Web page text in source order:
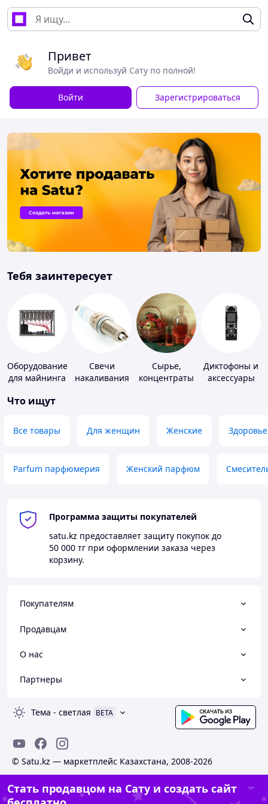
Привет
Войди и используй Сату по полной!
Войти Зарегистрироваться
Тебя заинтересует
Оборудование
для майнинга
Свечи
накаливания
Сырье,
концентраты
Диктофоны и
аксессуары
Что ищут
Все товары Для женщин Женские Здоровье
Parfum парфюмерия Женский парфюм
Программа защиты покупателей
satu.kz предоставляет защиту покупок до
50 000 тг при оформлении заказа через
корзину.
Покупателям
Продавцам
О нас
Партнеры
Тема - светлая BETA
© Satu.kz — маркетплейс Казахстана, 2008-2026
Стать продавцом на Сату и создать сайт